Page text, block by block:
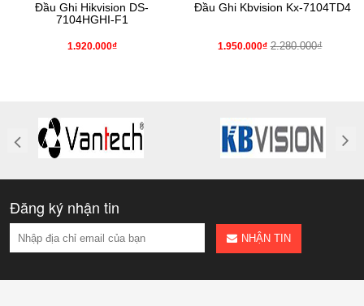
Đầu Ghi Hikvision DS-
7104HGHI-F1
1.920.000₫
Đầu Ghi Kbvision Kx-7104TD4
1.950.000₫ 2.280.000₫
Đăng ký nhận tin
NHẬN TIN